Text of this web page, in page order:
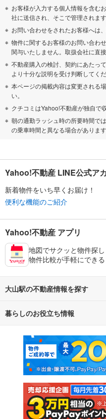
お客様が入力する個人情報を含む
社に送信され、そこで管理されます
お問い合わせをされたお客様へは
物件に関するお客様のお問い合わ
関与いたしません。取扱会社に直
不動産購入の検討、契約にあたっ
より十分な説明を受け判断してくだ
本ページの掲載内容は変更される
い。
クチコミはYahoo!不動産が独自で
朝の通勤ラッシュ時の所要時間で
の乗車時間と異なる場合があります
Yahoo!不動産 LINE公式ア
新着物件をいち早くお届け！
便利な機能のご紹介
Yahoo!不動産 アプリ
地図でサクッと物件探し
物件比較が手軽にできる
大山駅の不動産情報を探す
不動産・住宅
新築マンション
新築一戸建て
注文住宅
暮らしのお役立ち情報
マンションカタログ